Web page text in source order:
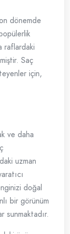
dönemde
raflardaki
Saç
için,
ve daha
uzman
doğal
bir görünüm
sunmaktadır.